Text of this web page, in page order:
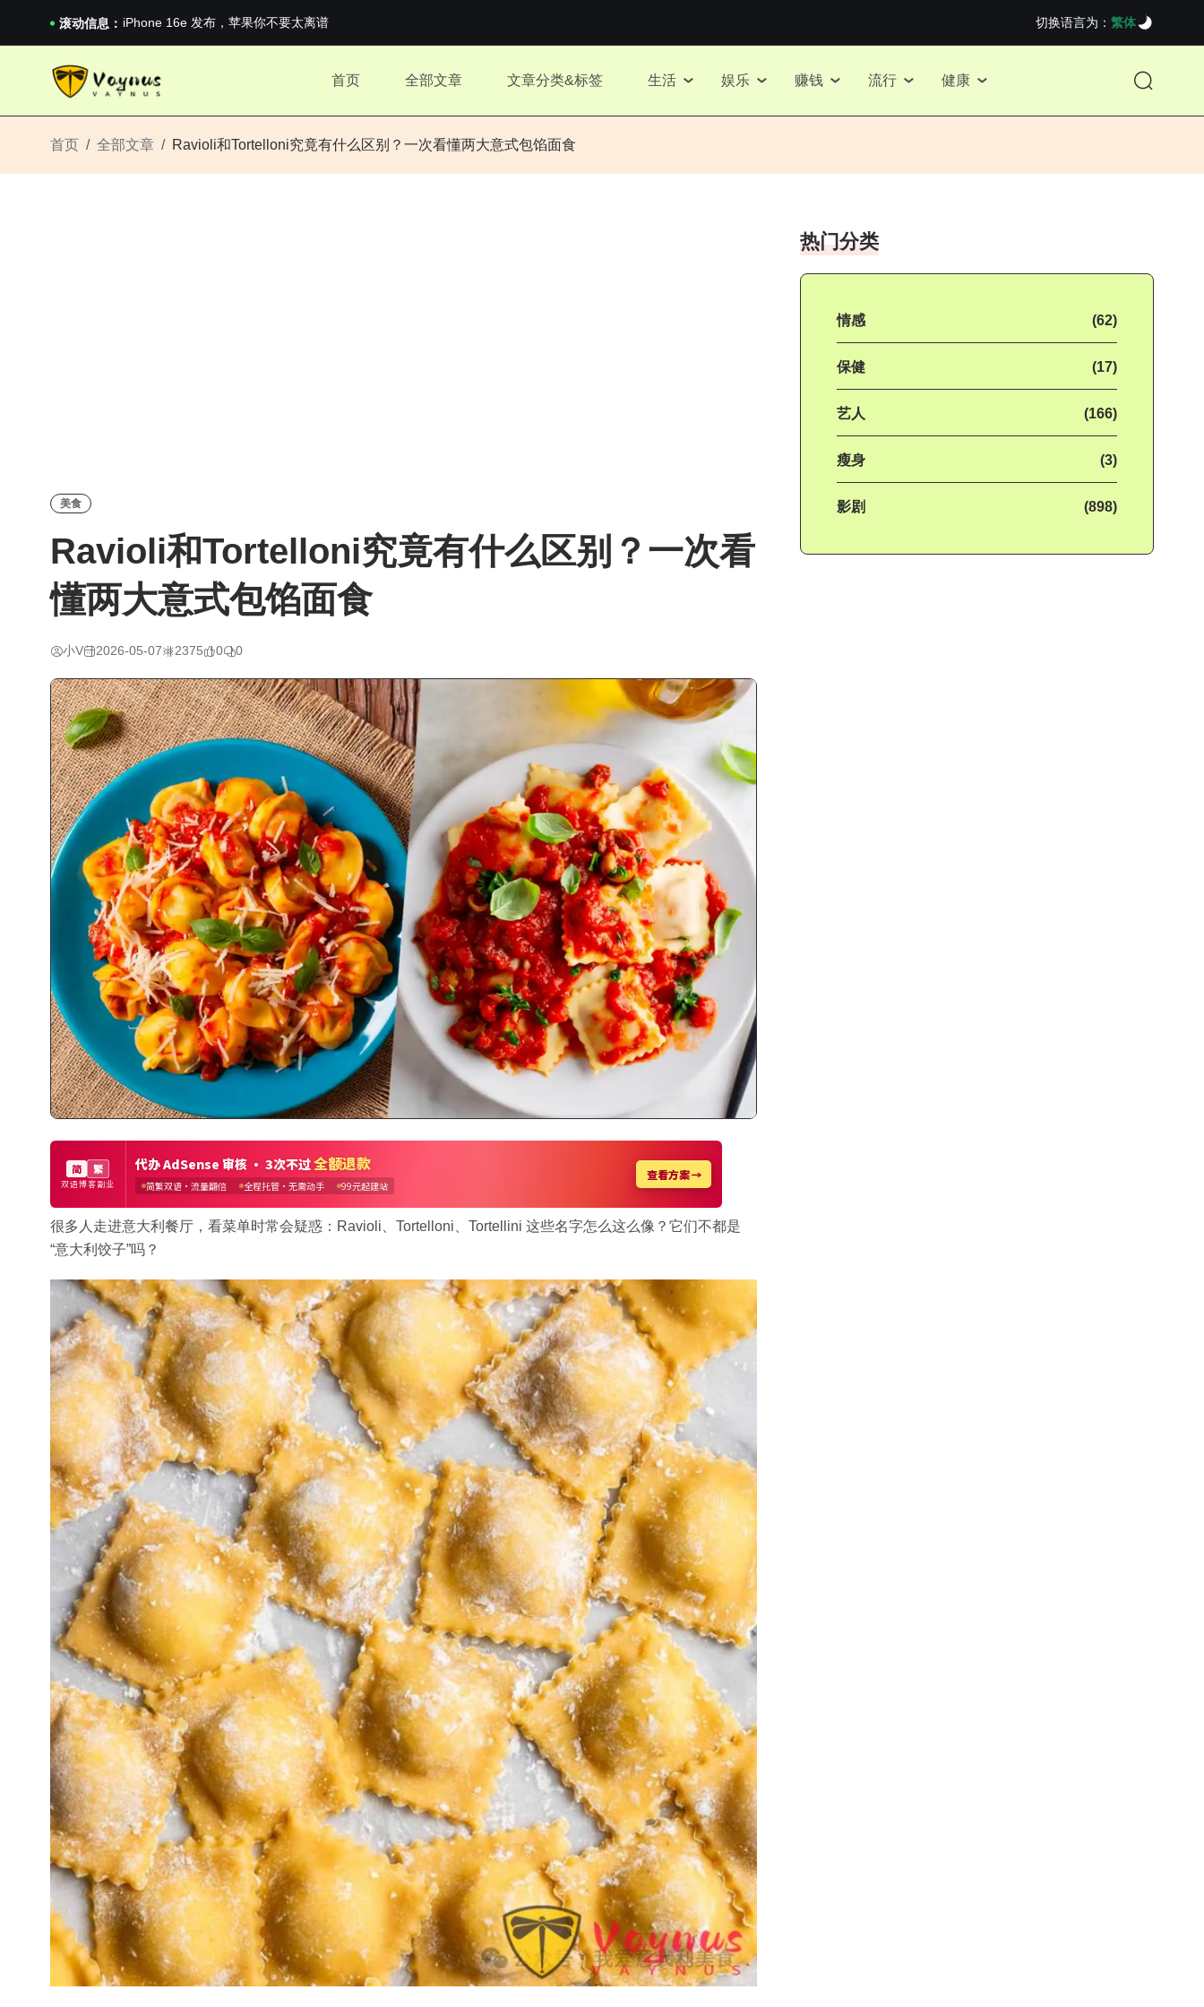
滚动信息： 2026澳网男单收官：全满贯对上全满亚，德约...
《巅峰守卫 Highguard》正式上线，官...
2026澳网男单收官：全满贯对上全满亚，德约...
切换语言为： 繁体
首页 全部文章 文章分类&标签 生活 娱乐 赚钱 流行 健康
首页 全部文章 Ravioli和Tortelloni究竟有什么区别？一次看懂两大意式包馅面食
美食
Ravioli和Tortelloni究竟有什么区别？一次看
懂两大意式包馅面食
小V 2026-05-07 2375 0 0
很多人走进意大利餐厅，看菜单时常会疑惑：Ravioli、Tortelloni、Tortellini 这些名字怎么这么像？它们不都是
“意大利饺子”吗？
热门分类
情感 (62)
保健 (17)
艺人 (166)
瘦身 (3)
影剧 (898)